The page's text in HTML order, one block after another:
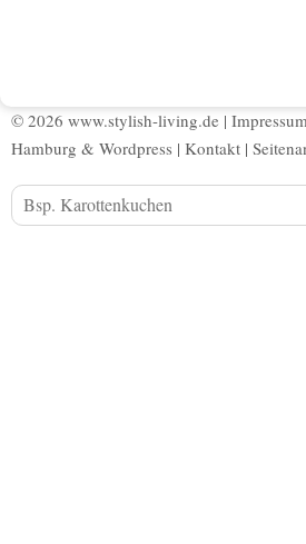
© 2026 www.stylish-living.de |
Hamburg & Wordpress | Kontakt |